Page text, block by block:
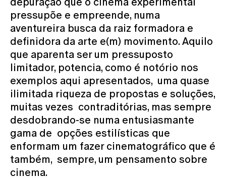
pressupõe e empreende, numa
aventureira busca da raiz formadora e
definidora da arte e(m) movimento. Aquilo
que aparenta ser um pressuposto
limitador, potencia, como é notório nos
exemplos aqui apresentados, uma quase
ilimitada riqueza de propostas e soluções,
muitas vezes contraditórias, mas sempre
desdobrando-se numa entusiasmante
gama de opções estilísticas que
enformam um fazer cinematográfico que é
também, sempre, um pensamento sobre
cinema.